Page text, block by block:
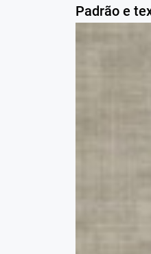
Padrão e